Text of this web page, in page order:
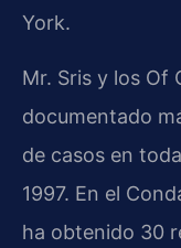
York.
Mr. Sris y los Of
documentado
de casos en
1997. En el
ha obtenido 30